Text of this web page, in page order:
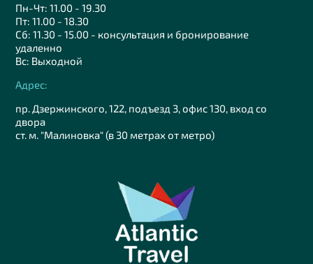
Пн-Чт: 11.00 - 19.30
Пт: 11.00 - 18.30
Сб: 11.30 - 15.00 - консультация и бронирование
удаленно
Вс: Выходной
Адрес:
пр. Дзержинского, 122, подъезд 3, офис 130, вход со
двора
ст. м. "Малиновка" (в 30 метрах от метро)